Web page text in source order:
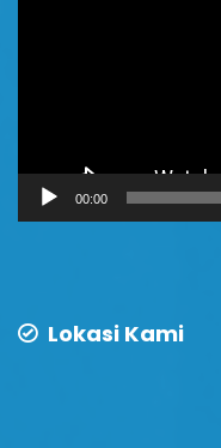
00:00
Lokasi Kami